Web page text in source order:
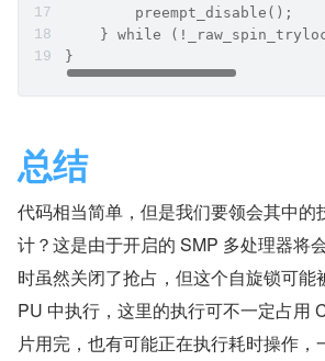
        preempt_disable();
} while
}
总结
代码相当简单，但是我们要领会其中的
计？这是由于开启的 SMP 多处理器将
时虽然关闭了抢占，但这个自旋锁可能
PU 中执行，这里的执行可不一定占用
片用完，也有可能正在执行耗时操作，